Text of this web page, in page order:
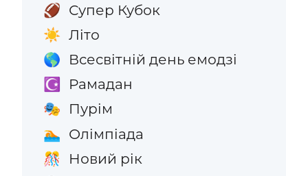
🏈 Супер Кубок
☀️ Літо
🌎 Всесвітній день емодзі
☪️ Рамадан
🎭 Пурім
🏊 Олімпіада
🎊 Новий рік